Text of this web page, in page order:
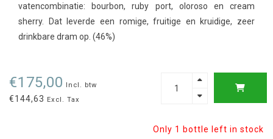
vatencombinatie: bourbon, ruby port, oloroso en cream
sherry. Dat leverde een romige, fruitige en kruidige, zeer
drinkbare dram op. (46%)
€175,00 Incl. btw
€144,63 Excl. Tax
Only 1 bottle left in stock